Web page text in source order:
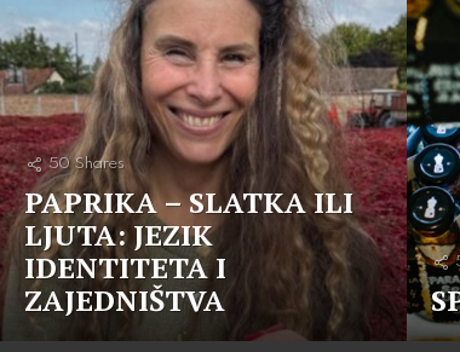
50 Shares
PAPRIKA – SLATKA ILI
LJUTA: JEZIK
IDENTITETA I
ZAJEDNIŠTVA